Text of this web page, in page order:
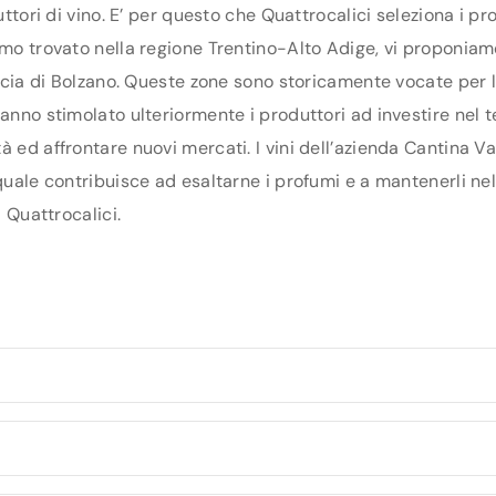
di vino. E’ per questo che Quattrocalici seleziona i
trovato nella regione Trentino-Alto Adige, vi
di Bolzano. Queste zone sono storicamente vocate
stimolato ulteriormente i produttori ad investire nel
affrontare nuovi mercati. I vini dell’azienda Cantina
contribuisce ad esaltarne i profumi e a mantenerli
Quattrocalici.